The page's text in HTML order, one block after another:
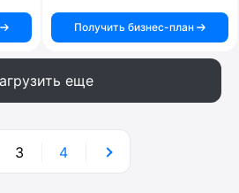
Получить бизнес-план
еще
3 4